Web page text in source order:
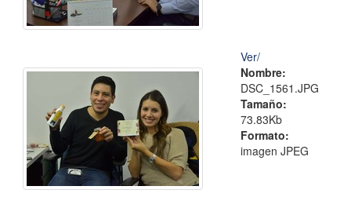
Ver/
Nombre:
DSC_1561.JPG
Tamaño:
73.83Kb
Formato:
imagen JPEG